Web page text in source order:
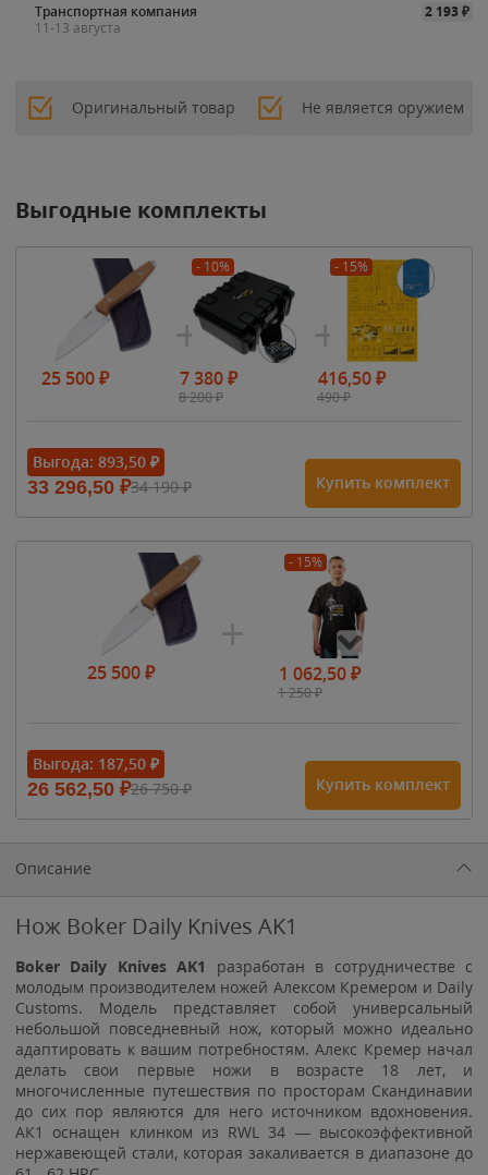
Транспортная компания
2 193₽
11-13 августа
Оригинальный товар Не является оружием
Выгодные комплекты
25 500₽
- 10%
7 380₽
8 200₽
- 15%
416,50₽
490₽
Выгода: 893,50 ₽
33 296,50 ₽34 190₽ Купить комплект
25 500₽
- 15%
1 062,50₽
1 250₽
1 615₽
1 900₽1 900₽
Выгода: 187,50 ₽
26 562,50 ₽26 750₽ Купить комплект
Описание
Нож Boker Daily Knives AK1
Boker Daily Knives AK1
разработан в сотрудничестве с
молодым производителем ножей Алексом Кремером и Daily
Customs. Модель представляет собой универсальный
небольшой повседневный нож, который можно идеально
адаптировать к вашим потребностям. Алекс Кремер начал
делать свои первые ножи в возрасте 18 лет, и
многочисленные путешествия по просторам Скандинавии
до сих пор являются для него источником вдохновения.
АК1 оснащен клинком из RWL 34 — высокоэффективной
нержавеющей стали, которая закаливается в диапазоне до